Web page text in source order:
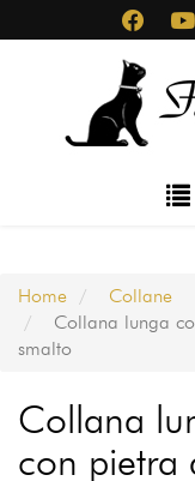
al
Home
Collane
Collana lunga
smalto
Collana
con pietra